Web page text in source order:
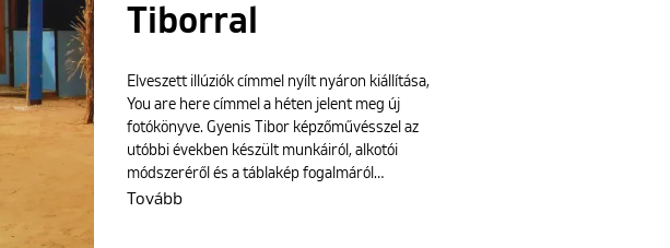
Tiborral
Elveszett illúziók címmel nyílt nyáron kiállítása,
You are here címmel a héten jelent meg új
fotókönyve. Gyenis Tibor képzőművésszel az
utóbbi években készült munkáiról, alkotói
módszeréről és a táblakép fogalmáról…
Tovább